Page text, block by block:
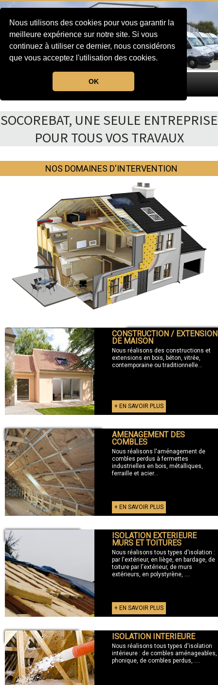
Nous utilisons des cookies pour vous garantir la
meilleure expérience sur notre site. Si vous
continuez à utiliser ce dernier, nous considérons
que vous acceptez l'utilisation des cookies.
OKMENU
SOCOREBAT, UNE SEULE ENTREPRISE
POUR TOUS VOS TRAVAUX
NOS DOMAINES D'INTERVENTION
+ CONSTRUCTION / EXTENSION
CONSTRUCTION / EXTENSION
DE MAISON
Nous réalisons des constructions et
extensions en bois, béton, vitrée,
contemporaine ou traditionnelle...
+ EN SAVOIR PLUS
+ AMENAGEMENT DES COMBLES AMENAGEMENT DES
COMBLES
Nous réalisons l'aménagement de
combles perdus à fermettes
industrielles en bois, métalliques,
ferraille et acier...
+ EN SAVOIR PLUS
+ ISOLATION EXTERIEURE ISOLATION EXTERIEURE
MURS ET TOITURES
Nous réalisons tous types d'isolation :
par l'extérieur, en liège, en bardage, de
toiture par l'extérieur, de murs
extérieurs, en polystyrène, ....
+ EN SAVOIR PLUS
+ ISOLATION INTERIEURE ISOLATION INTERIEURE
Nous réalisons tous types d'isolation
intérieure : de combles aménageables,
phonique, de combles perdus, ....